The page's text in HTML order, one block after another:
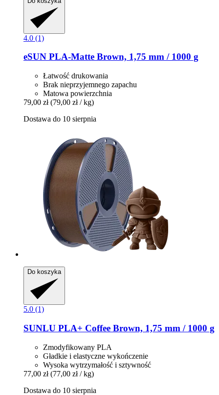
4.0 (1)
eSUN PLA-​Matte Brown, 1,75 mm / 1000 g
Łatwość drukowania
Brak nieprzyjemnego zapachu
Matowa powierzchnia
79,00 zł (79,00 zł / kg)
Dostawa do 10 sierpnia
Do koszyka
5.0 (1)
SUNLU PLA+ Coffee Brown, 1,75 mm / 1000 g
Zmodyfikowany PLA
Gładkie i elastyczne wykończenie
Wysoka wytrzymałość i sztywność
77,00 zł (77,00 zł / kg)
Dostawa do 10 sierpnia